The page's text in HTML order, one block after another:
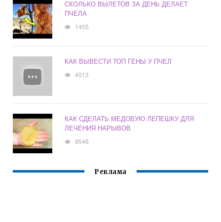
СКОЛЬКО ВЫЛЕТОВ ЗА ДЕНЬ ДЕЛАЕТ
ПЧЕЛА
1455
КАК ВЫВЕСТИ ТОП ГЕНЫ У ПЧЕЛ
4013
КАК СДЕЛАТЬ МЕДОВУЮ ЛЕПЕШКУ ДЛЯ
ЛЕЧЕНИЯ НАРЫВОВ
9546
Реклама